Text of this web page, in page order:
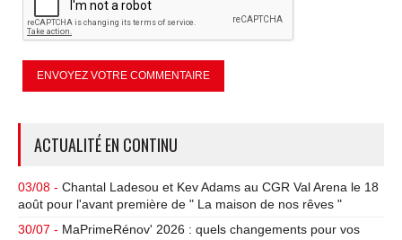
ACTUALITÉ EN CONTINU
03/08 - Chantal Ladesou et Kev Adams au CGR Val Arena le 18
août pour l'avant première de " La maison de nos rêves "
30/07 - MaPrimeRénov' 2026 : quels changements pour vos